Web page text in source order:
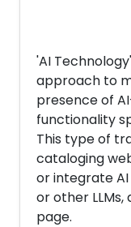
'AI
approach to
presence of
functionality
This type of
cataloging
or integrate AI
or other
page.